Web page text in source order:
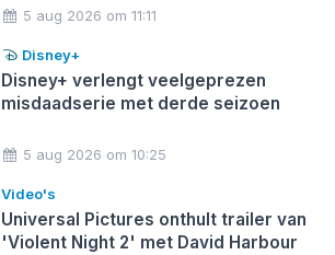
5 aug 2026 om 11:11
Disney+
Disney+ verlengt veelgeprezen
misdaadserie met derde seizoen
5 aug 2026 om 10:25
Video's
Universal Pictures onthult trailer van
'Violent Night 2' met David Harbour